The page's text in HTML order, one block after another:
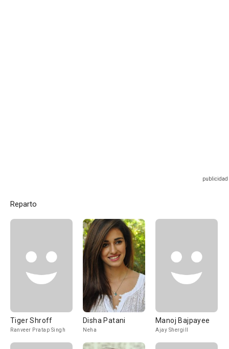
Reparto
Tiger Shroff
Ranveer Pratap Singh
Disha Patani
Neha
Manoj Bajpayee
Ajay Shergill